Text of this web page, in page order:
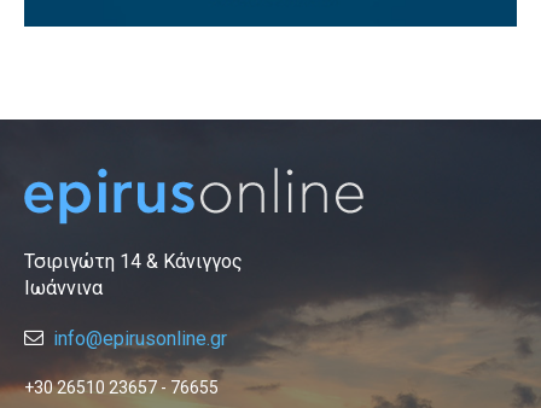
Τσιριγώτη 14 & Κάνιγγος
Ιωάννινα
info@epirusonline.gr
+30 26510 23657 - 76655